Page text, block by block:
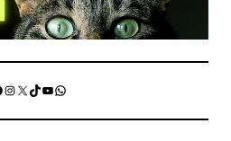
Instagram
X TikTok
YouTube
WhatsApp